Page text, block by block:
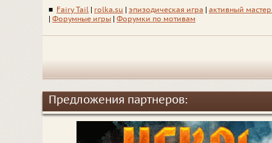
■ Fairy Tail rolka.su эпизодическая игра
активный
Форумные игры Форумки по мотивам
Предложения партнеров: